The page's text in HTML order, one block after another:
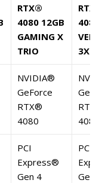
RTX®
4080 12GB
GAMING X
TRIO
3X
NVIDIA®
GeForce
RTX®
4080
4080
PCI
Express®
Gen 4
PCI
Gen